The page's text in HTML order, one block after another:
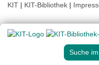
KIT | KIT-Bibliothek |
Suche